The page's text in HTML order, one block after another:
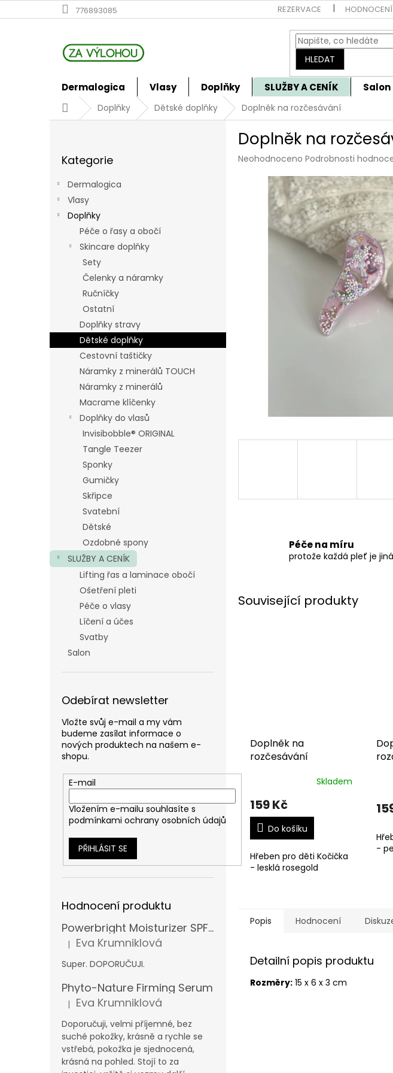
na
776893085 REZERVACE
HLEDAT
Dermalogica Vlasy Doplňky SLUŽBY A CENÍK Salon
DomůDoplňky Dětské doplňky Doplněk na rozčesávání
kategorie
Kategorie
Dermalogica
Vlasy
Doplňky
Péče o řasy a obočí
Skincare doplňky
Sety
Čelenky a náramky
Ručníčky
Ostatní
Doplňky stravy
Dětské doplňky
Cestovní taštičky
Náramky z minerálů TOUCH
Náramky z minerálů
Macrame klíčenky
Doplňky do vlasů
Invisibobble® ORIGINAL
Tangle Teezer
Sponky
Gumičky
Skřipce
Svatební
Dětské
Ozdobné spony
SLUŽBY A CENÍK
Lifting řas a laminace obočí
Ošetření pleti
Péče o vlasy
Líčení a účes
Svatby
Salon
Odebírat newsletter
Vložte svůj e-mail a my vám
budeme zasílat informace o
nových produktech na našem e-
shopu.
E-mail
Vložením e-mailu souhlasíte s
podmínkami ochrany osobních údajů
PŘIHLÁSIT SE
Hodnocení produktu
Powerbright Moisturizer SPF 50
Hodnocení produktu je 5 z 5 hvězdiček.
| Eva Krumniklová
Super. DOPORUČUJI.
Phyto-Nature Firming Serum
Hodnocení produktu je 5 z 5 hvězdiček.
| Eva Krumniklová
Doporučuji, velmi příjemné, bez
suché pokožky, krásně a rychle se
vstřebá, pokožka je sjednocená,
krásná na pohled. Stojí to za
Doplněk na
Průměrné
produktu
hvězdiček.
Neohodnoceno Podrobnosti
Péče na míru
protože každá pleť je jiná
Související produkty
Doplněk na
rozčesávání
Skladem
159 Kč
Do košíku
Hřeben pro děti Kočička
- lesklá rosegold
-
Popis Hodnocení
Detailní popis produktu
Rozměry: 15 x 6 x 3 cm